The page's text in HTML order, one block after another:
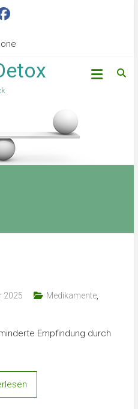
2025 Medikamente,
Empfindung durch